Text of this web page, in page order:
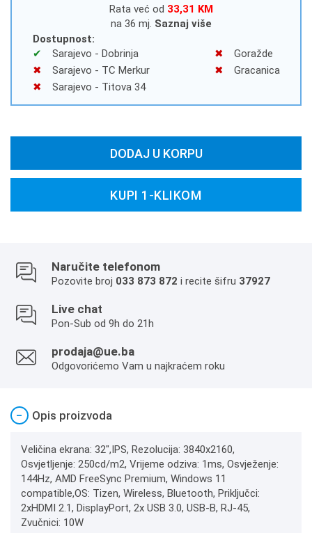
Rata već od 33,31 KM
na 36 mj. Saznaj više
Dostupnost:
Sarajevo - Dobrinja
Sarajevo - TC Merkur
Sarajevo - Titova 34
Goražde
Gracanica
DODAJ U KORPU
KUPI 1-KLIKOM
Naručite telefonom
Pozovite broj 033 873 872 i recite šifru 37927
Live chat
Pon-Sub od 9h do 21h
prodaja@ue.ba
Odgovorićemo Vam u najkraćem roku
− Opis proizvoda
Veličina ekrana: 32",IPS, Rezolucija: 3840x2160,
Osvjetljenje: 250cd/m2, Vrijeme odziva: 1ms, Osvježenje:
144Hz, AMD FreeSync Premium, Windows 11
compatible,OS: Tizen, Wireless, Bluetooth, Priključci:
2xHDMI 2.1, DisplayPort, 2x USB 3.0, USB-B, RJ-45,
Zvučnici: 10W